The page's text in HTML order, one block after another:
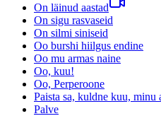
On läinud aastad
On sigu rasvaseid
On silmi siniseid
Oo burshi hiilgus endine
Oo mu armas naine
Oo, kuu!
Oo, Perperoone
Paista sa, kuldne kuu, minu
Palve